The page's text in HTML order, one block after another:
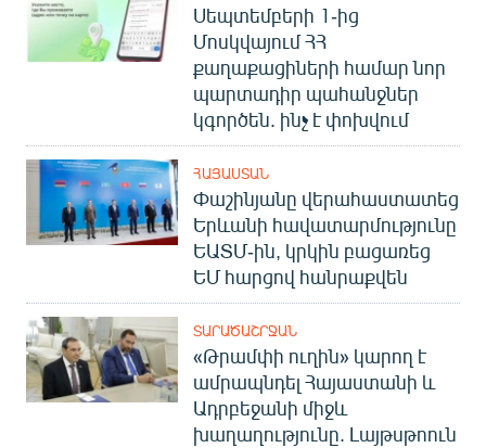
Սեպտեմբերի 1-ից
Մոսկվայում ՀՀ
քաղաքացիների համար նոր
պարտադիր պահանջներ
կգործեն. ինչ է փոխվում
ՀԱՅԱՍՏԱՆ
Փաշինյանը վերահաստատեց
Երևանի հավատարմությունը
ԵԱՏՄ-ին, կրկին բացառեց
ԵՄ հարցով հանրաքվեն
ՏԱՐԱԾԱՇՐՋԱՆ
«Թրամփի ուղին» կարող է
ամրապնդել Հայաստանի և
Ադրբեջանի միջև
խաղաղությունը. Լայթսթոուն